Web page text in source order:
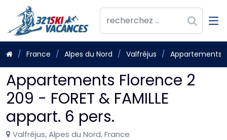
France Alpes du Nord Valfréjus Appartements
Appartements Florence 2
209 - FORET & FAMILLE
appart. 6 pers.
Valfréjus, Alpes du Nord, France